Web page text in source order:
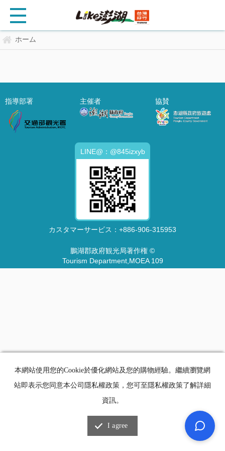
ホーム
指導部署 主催者 協賛
LINE@：@845izxyb
カスタマーサービス： +886-906-315953
鵬湖郡政府観光局著作権 ©
Tourism Department,MOEA 109
本網站使用您的Cookie於優化網站及您的購物經驗。繼續瀏覽網
站即表示您同意本公司隱私權政策，您可至隱私權政策了解詳細
資訊。
I agree